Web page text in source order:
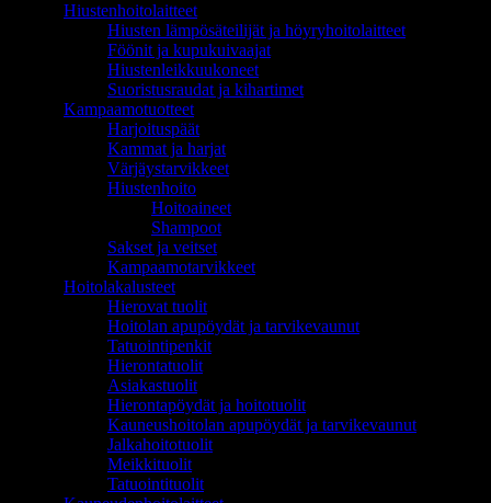
Hiustenhoitolaitteet
Hiusten lämpösäteilijät ja höyryhoitolaitteet
Föönit ja kupukuivaajat
Hiustenleikkuukoneet
Suoristusraudat ja kihartimet
Kampaamotuotteet
Harjoituspäät
Kammat ja harjat
Värjäystarvikkeet
Hiustenhoito
Hoitoaineet
Shampoot
Sakset ja veitset
Kampaamotarvikkeet
Hoitolakalusteet
Hierovat tuolit
Hoitolan apupöydät ja tarvikevaunut
Tatuointipenkit
Hierontatuolit
Asiakastuolit
Hierontapöydät ja hoitotuolit
Kauneushoitolan apupöydät ja tarvikevaunut
Jalkahoitotuolit
Meikkituolit
Tatuointituolit